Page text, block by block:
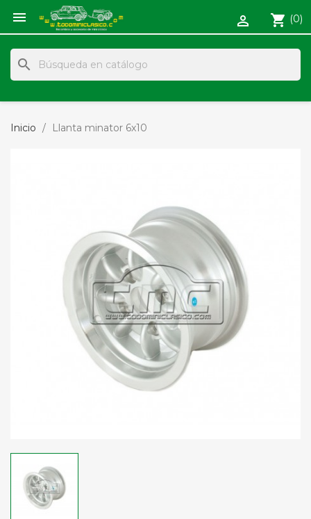
 shopping_cart (0)

search
Inicio Llanta minator 6x10